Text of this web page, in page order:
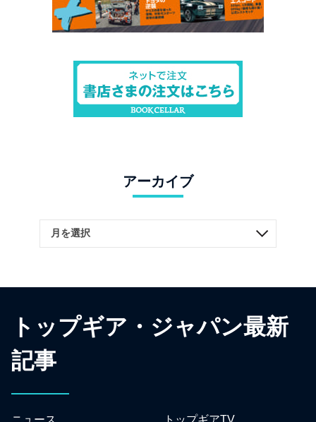
アーカイブ
トップギア・ジャパン最新
記事
ニュース トップギアTV